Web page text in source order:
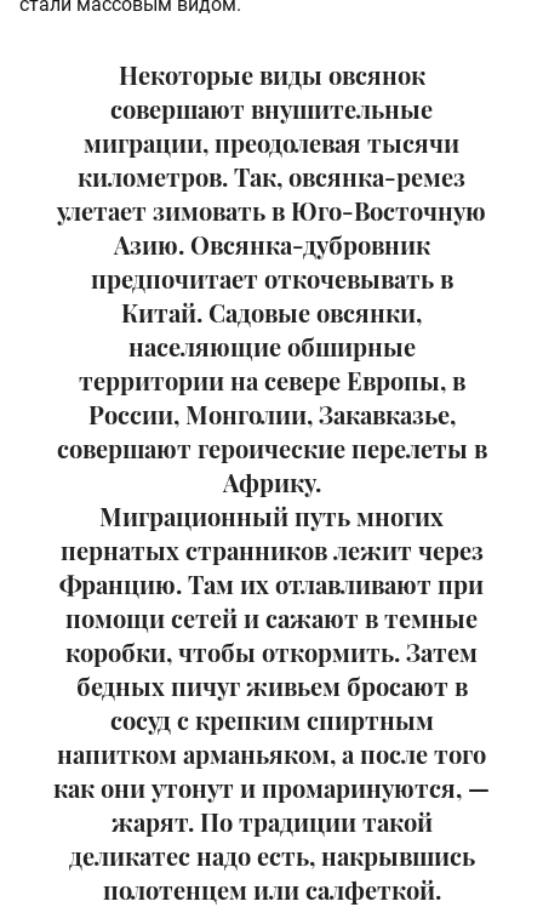
Некоторые виды овсянок
совершают внушительные
миграции, преодолевая тысячи
километров. Так, овсянка-ремез
улетает зимовать в Юго-Восточную
Азию. Овсянка-дубровник
предпочитает откочевывать в
Китай. Садовые овсянки,
населяющие обширные
территории на севере Европы, в
России, Монголии, Закавказье,
совершают героические перелеты в
Африку.
Миграционный путь многих
пернатых странников лежит через
Францию. Там их отлавливают при
помощи сетей и сажают в темные
коробки, чтобы откормить. Затем
бедных пичуг живьем бросают в
сосуд с крепким спиртным
напитком арманьяком, а после того
как они утонут и промаринуются, —
жарят. По традиции такой
деликатес надо есть, накрывшись
полотенцем или салфеткой.